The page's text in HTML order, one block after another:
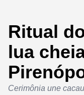
Ritual
lua
Cerimônia une